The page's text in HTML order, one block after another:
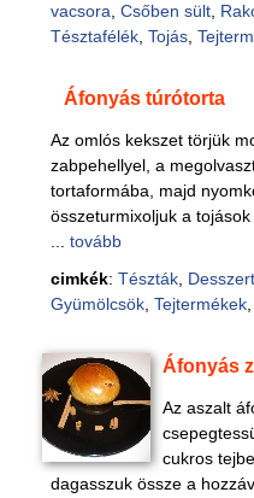
vacsora Csőben sült,
Tésztafélék, Tojás,
Áfonyás túrótorta
Az omlós kekszet törjük
zabpehellyel, a
tortaformába, majd
összeturmixoljuk a
tovább
cimkék: Tészták, Desszert
Gyümölcsök, Tejtermékek,
Áfonyás
Az aszalt
cukros
dagasszuk össze a